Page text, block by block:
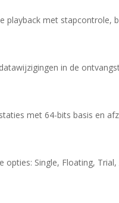
playback met stapcontrole,
in de
met 64-bits basis en
opties: Single, Floating,